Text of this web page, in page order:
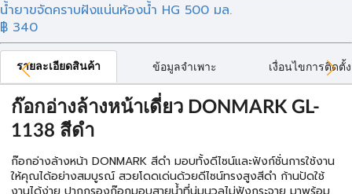
น้ำยาขจัดคราบฝังแน่นห้องน้ำ HG 500 มล.
฿ 340
รายละเอียดสินค้า ข้อมูลจำเพาะ เงื่อนไขการติดตั้ง
ก๊อกอ่างล้างหน้าเดี่ยว DONMARK GL-
1138 สีดำ
ก๊อกอ่างล้างหน้า DONMARK สีดำ มอบทั้งดีไซน์และฟังก์ชั่นการใช้งาน
ให้คุณได้อย่างสมบูรณ์ สวยโดดเด่นด้วยดีไซน์ทรงสูงสีดำ ก้านปัดใช้